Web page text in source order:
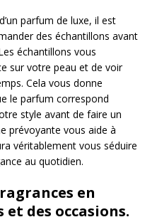
parfum de luxe, il est
des échantillons avant
échantillons vous
sur votre peau et de voir
Cela vous donne
le parfum correspond
style avant de faire un
prévoyante vous aide à
véritablement vous séduire
au quotidien.
en
des occasions.